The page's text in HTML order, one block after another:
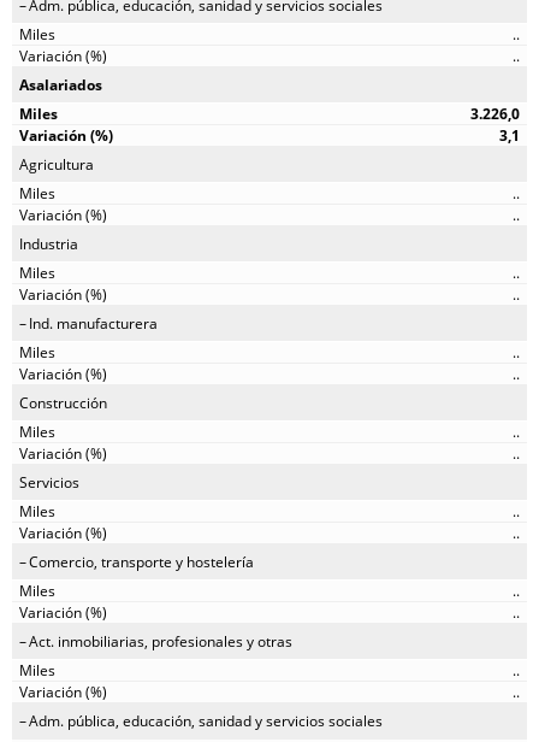
Adm. pública, educación, sanidad y servicios sociales
..
..
Asalariados
3.226,0
3,1
Agricultura
..
..
Industria
..
..
Ind. manufacturera
..
..
Construcción
..
..
Servicios
..
..
Comercio, transporte y hostelería
..
..
Act. inmobiliarias, profesionales y otras
..
..
Adm. pública, educación, sanidad y servicios sociales